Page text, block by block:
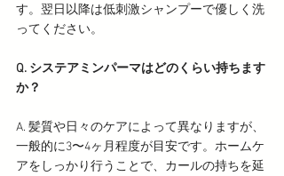
す。翌日以降は低刺激シャンプーで優しく洗
ってください。
Q. システアミンパーマはどのくらい持ちます
か？
A. 髪質や日々のケアによって異なりますが、
一般的に3〜4ヶ月程度が目安です。ホームケ
アをしっかり行うことで、カールの持ちを延